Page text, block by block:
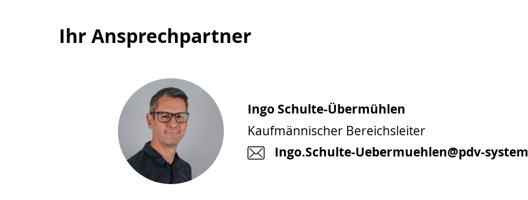
Ihr Ansprechpartner
Ingo Schulte-Übermühlen
Kaufmännischer Bereichsleiter
Ingo.Schulte-Uebermuehlen@pdv-